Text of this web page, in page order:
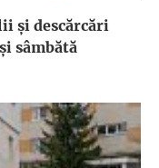
și descărcări
sâmbătă